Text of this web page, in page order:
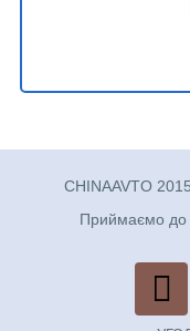
CHINAAVTO
Приймаємо до